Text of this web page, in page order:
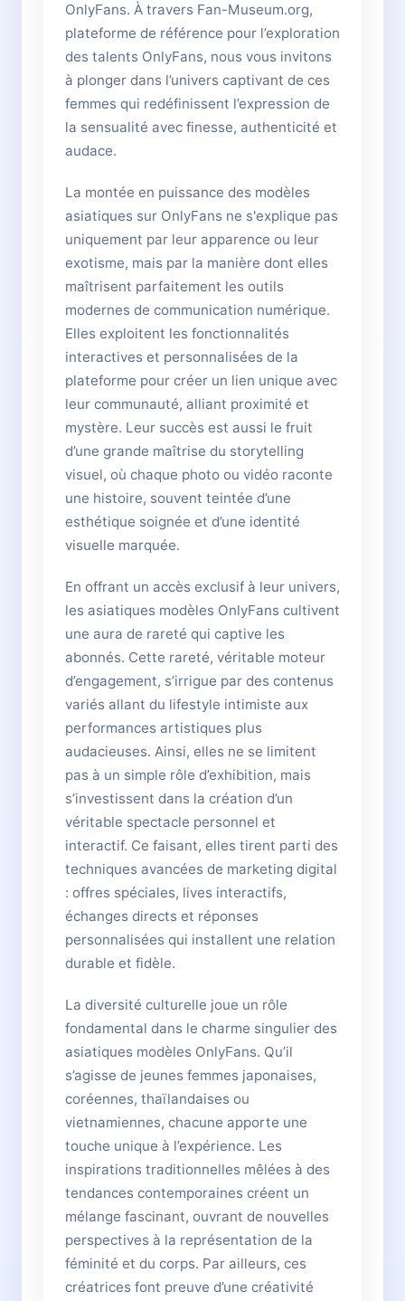
OnlyFans. À travers Fan-Museum.org,
plateforme de référence pour l’exploration
des talents OnlyFans, nous vous invitons
à plonger dans l’univers captivant de ces
femmes qui redéfinissent l’expression de
la sensualité avec finesse, authenticité et
audace.
La montée en puissance des modèles
asiatiques sur OnlyFans ne s'explique pas
uniquement par leur apparence ou leur
exotisme, mais par la manière dont elles
maîtrisent parfaitement les outils
modernes de communication numérique.
Elles exploitent les fonctionnalités
interactives et personnalisées de la
plateforme pour créer un lien unique avec
leur communauté, alliant proximité et
mystère. Leur succès est aussi le fruit
d’une grande maîtrise du storytelling
visuel, où chaque photo ou vidéo raconte
une histoire, souvent teintée d’une
esthétique soignée et d’une identité
visuelle marquée.
En offrant un accès exclusif à leur univers,
les asiatiques modèles OnlyFans cultivent
une aura de rareté qui captive les
abonnés. Cette rareté, véritable moteur
d’engagement, s’irrigue par des contenus
variés allant du lifestyle intimiste aux
performances artistiques plus
audacieuses. Ainsi, elles ne se limitent
pas à un simple rôle d’exhibition, mais
s’investissent dans la création d’un
véritable spectacle personnel et
interactif. Ce faisant, elles tirent parti des
techniques avancées de marketing digital
: offres spéciales, lives interactifs,
échanges directs et réponses
personnalisées qui installent une relation
durable et fidèle.
La diversité culturelle joue un rôle
fondamental dans le charme singulier des
asiatiques modèles OnlyFans. Qu’il
s’agisse de jeunes femmes japonaises,
coréennes, thaïlandaises ou
vietnamiennes, chacune apporte une
touche unique à l’expérience. Les
inspirations traditionnelles mêlées à des
tendances contemporaines créent un
mélange fascinant, ouvrant de nouvelles
perspectives à la représentation de la
féminité et du corps. Par ailleurs, ces
créatrices font preuve d’une créativité